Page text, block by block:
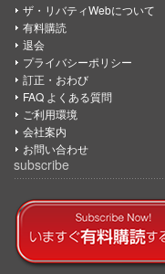
ザ・リバティWebについて
有料購読
退会
プライバシーポリシー
訂正・おわび
FAQ よくある質問
ご利用環境
会社案内
お問い合わせ
subscribe